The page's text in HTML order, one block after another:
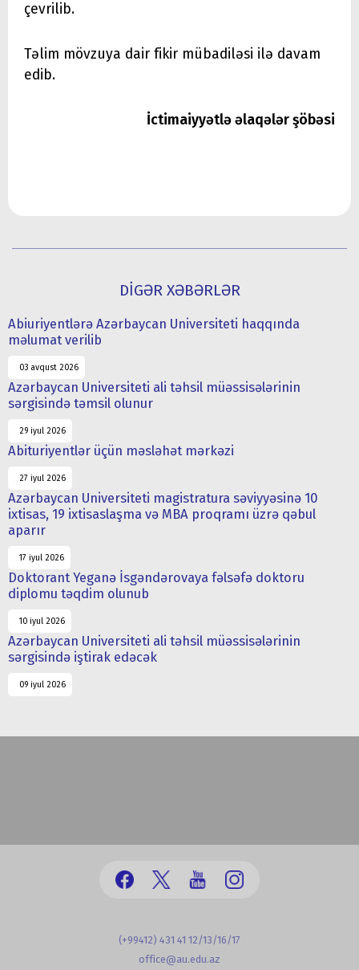
çevrilib.
Təlim mövzuya dair fikir mübadiləsi ilə davam
edib.
İctimaiyyətlə əlaqələr şöbəsi
DİGƏR XƏBƏRLƏR
Abiuriyentlərə Azərbaycan Universiteti haqqında
məlumat verilib
03 avqust 2026
Azərbaycan Universiteti ali təhsil müəssisələrinin
sərgisində təmsil olunur
29 iyul 2026
Abituriyentlər üçün məsləhət mərkəzi
27 iyul 2026
Azərbaycan Universiteti magistratura səviyyəsinə 10
ixtisas, 19 ixtisaslaşma və MBA proqramı üzrə qəbul
aparır
17 iyul 2026
Doktorant Yeganə İsgəndərovaya fəlsəfə doktoru
diplomu təqdim olunub
10 iyul 2026
Azərbaycan Universiteti ali təhsil müəssisələrinin
sərgisində iştirak edəcək
09 iyul 2026
(+99412) 431 41 12/13/16/17
office@au.edu.az